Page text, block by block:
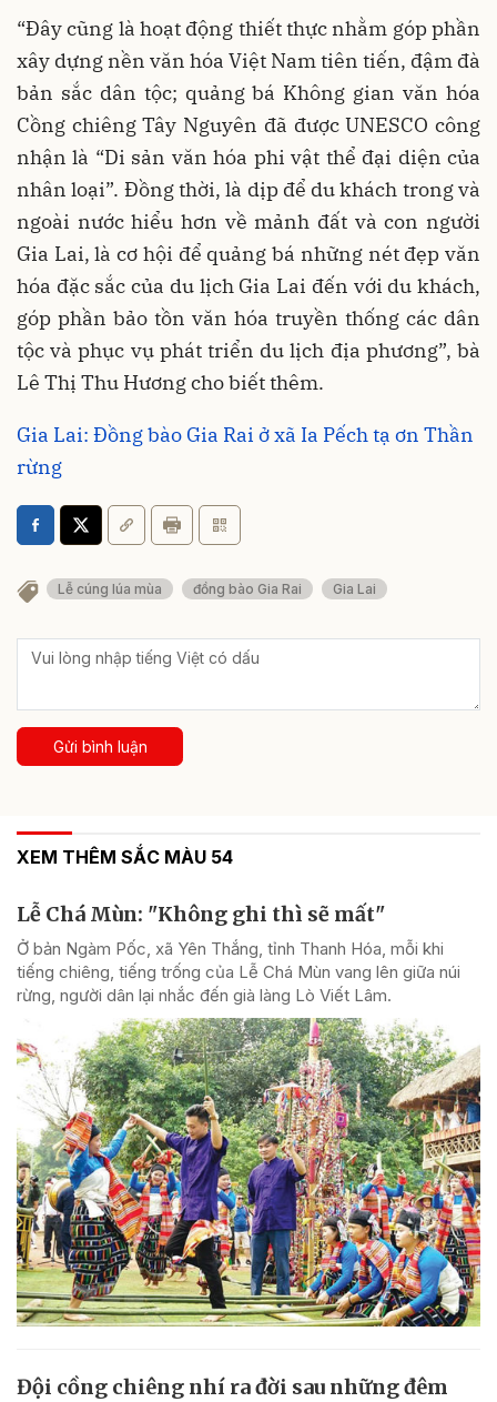
“Đây cũng là hoạt động thiết thực nhằm góp phần
xây dựng nền văn hóa Việt Nam tiên tiến, đậm đà
bản sắc dân tộc; quảng bá Không gian văn hóa
Cồng chiêng Tây Nguyên đã được UNESCO công
nhận là “Di sản văn hóa phi vật thể đại diện của
nhân loại”. Đồng thời, là dịp để du khách trong và
ngoài nước hiểu hơn về mảnh đất và con người
Gia Lai, là cơ hội để quảng bá những nét đẹp văn
hóa đặc sắc của du lịch Gia Lai đến với du khách,
góp phần bảo tồn văn hóa truyền thống các dân
tộc và phục vụ phát triển du lịch địa phương”, bà
Lê Thị Thu Hương cho biết thêm.
Gia Lai: Đồng bào Gia Rai ở xã Ia Pếch tạ ơn Thần
rừng
Lễ cúng lúa mùa đồng bào Gia Rai Gia Lai
Gửi bình luận
XEM THÊM SẮC MÀU 54
Lễ Chá Mùn: "Không ghi thì sẽ mất"
Ở bản Ngàm Pốc, xã Yên Thắng, tỉnh Thanh Hóa, mỗi khi
tiếng chiêng, tiếng trống của Lễ Chá Mùn vang lên giữa núi
rừng, người dân lại nhắc đến già làng Lò Viết Lâm.
Đội cồng chiêng nhí ra đời sau những đêm